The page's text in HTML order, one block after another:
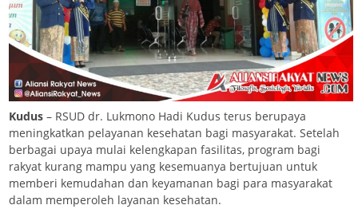
Kudus – RSUD dr. Lukmono Hadi Kudus terus berupaya
meningkatkan pelayanan kesehatan bagi masyarakat. Setelah
berbagai upaya mulai kelengkapan fasilitas, program bagi
rakyat kurang mampu yang kesemuanya bertujuan untuk
memberi kemudahan dan keyamanan bagi para masyarakat
dalam memperoleh layanan kesehatan.